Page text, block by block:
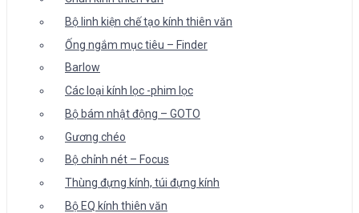
Bộ linh kiện chế tạo kính thiên văn
Ống ngắm mục tiêu – Finder
Barlow
Các loại kính lọc -phim lọc
Bộ bám nhật động – GOTO
Gương chéo
Bộ chỉnh nét – Focus
Thùng đựng kính, túi đựng kính
Bộ EQ kính thiên văn